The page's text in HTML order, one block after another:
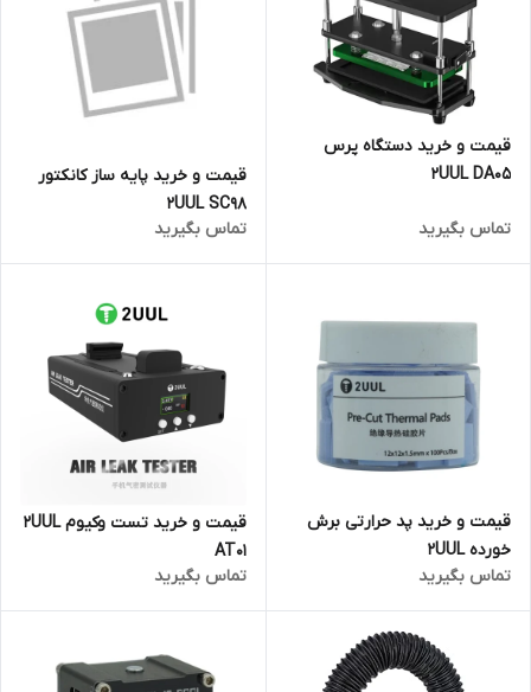
قیمت و خرید دستگاه پرس
2UUL DA05
تماس بگیرید
قیمت و خرید پایه ساز کانکتور
2UUL SC98
تماس بگیرید
قیمت و خرید پد حرارتی برش
خورده 2UUL
تماس بگیرید
قیمت و خرید تست وکیوم 2UUL
AT01
تماس بگیرید